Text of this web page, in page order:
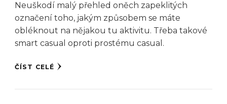
Neuškodí malý přehled oněch zapeklitých
označení toho, jakým způsobem se máte
obléknout na nějakou tu aktivitu. Třeba takové
smart casual oproti prostému casual.
ČÍST CELÉ